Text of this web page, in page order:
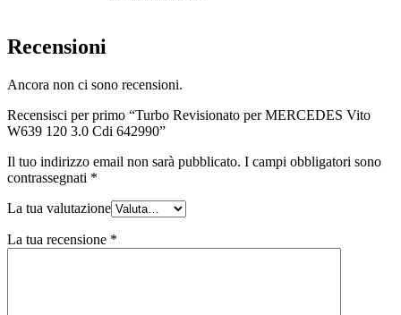
Recensioni
Ancora non ci sono recensioni.
Recensisci per primo “Turbo Revisionato per MERCEDES Vito
W639 120 3.0 Cdi 642990”
Il tuo indirizzo email non sarà pubblicato. I campi obbligatori sono
contrassegnati *
La tua valutazione
La tua recensione *